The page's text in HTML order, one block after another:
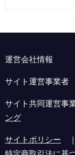
運営会社情報
サイト運営事業
サイト共同運営事
ング
サイトポリシー